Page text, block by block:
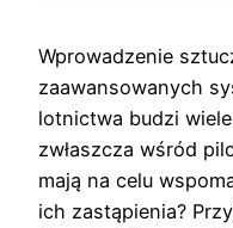
Wprowadzenie
zaawansowanych
lotnictwa budzi
zwłaszcza wśród
mają na celu
ich zastąpienia?